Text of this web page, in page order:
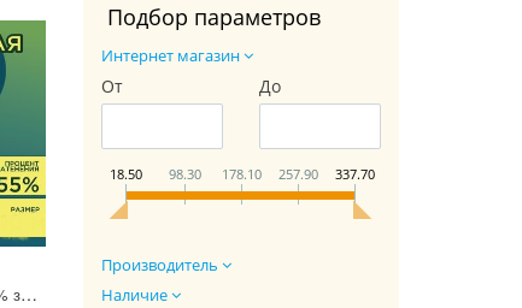
Подбор параметров
Интернет магазин
От До
18.50 98.30 178.10 257.90 337.70
Производитель
Наличие
Сетка для затенения 55% зеленая 4х5м (в комплекте с клипсой 19 шт)